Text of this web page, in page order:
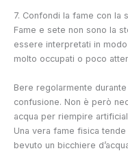
7. Confondi la fame con la
Fame e sete non sono la
essere interpretati in
molto occupati o poco
Bere regolarmente
confusione. Non è però
acqua per riempire
Una vera fame fisica
bevuto un bicchiere